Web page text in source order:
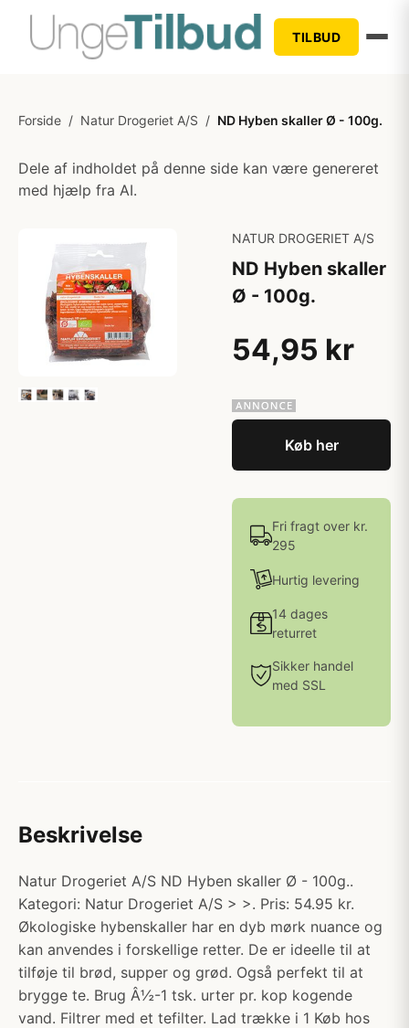
TILBUD
Forside / Natur Drogeriet A/S / ND Hyben skaller Ø - 100g.
Dele af indholdet på denne side kan være genereret
med hjælp fra AI.
NATUR DROGERIET A/S
ND Hyben skaller
Ø - 100g.
54,95 kr
Køb her
Fri fragt over kr.
295
Hurtig levering
14 dages
returret
Sikker handel
med SSL
Beskrivelse
Natur Drogeriet A/S ND Hyben skaller Ø - 100g..
Kategori: Natur Drogeriet A/S > >. Pris: 54.95 kr.
Økologiske hybenskaller har en dyb mørk nuance og
kan anvendes i forskellige retter. De er ideelle til at
tilføje til brød, supper og grød. Også perfekt til at
brygge te. Brug Â½-1 tsk. urter pr. kop kogende
vand. Filtrer med et tefilter. Lad trække i 1 Køb hos